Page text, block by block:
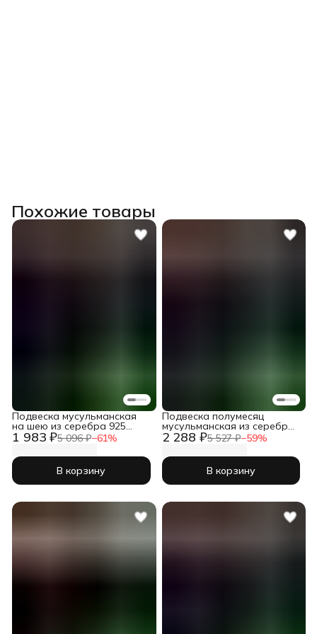
Похожие товары
1 983 ₽5 096 ₽−61%
Подвеска мусульманская
на шею из серебра 925
пробы
В корзину
2 288 ₽5 527 ₽−59%
Подвеска полумесяц
мусульманская из серебра
925 пробы на шею
В корзину